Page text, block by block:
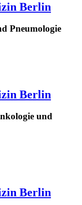
Berlin
Pneumologie
Berlin
und
Berlin